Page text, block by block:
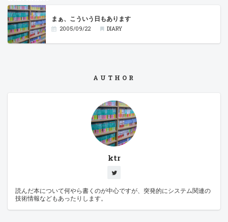
まぁ、こういう日もあります
2005/09/22 DIARY
AUTHOR
ktr
読んだ本について何やら書くのが中心ですが、突発的にシステム関連の
技術情報などもあったりします。